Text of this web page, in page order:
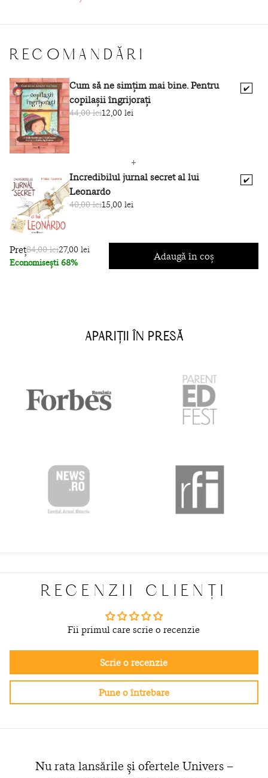
destinat elevilor și studenților rromi, inițiat și susținut de
RECOMANDĂRI
✔️
Cum să ne simțim mai bine. Pentru
copilașii îngrijorați
44,00 lei12,00 lei
✔️
Incredibilul jurnal secret al lui
Leonardo
40,00 lei15,00 lei
Preț84,00 lei27,00 lei
Economisești 68%
Adaugă în coș
APARIȚII ÎN PRESĂ
RECENZII CLIENȚI
Fii primul care scrie o recenzie
Scrie o recenzie
Pune o întrebare
Nu rata lansările și ofertele Univers –